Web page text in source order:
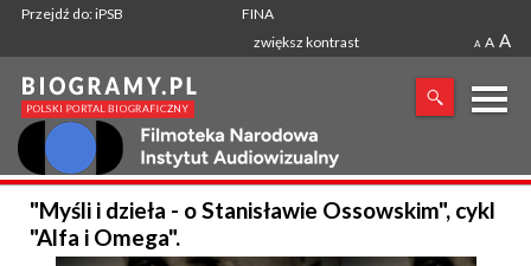
Przejdź do: iPSB
FINA
zwiększ kontrast
A A A
X
SZUKANA FRAZA
"Myśli i dzieła - o Stanisławie Ossowskim", cykl
"Alfa i Omega".